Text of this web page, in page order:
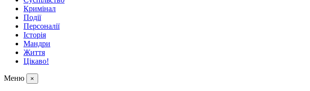
Кримінал
Події
Персоналії
Історія
Мандри
Життя
Цікаво!
Меню ×